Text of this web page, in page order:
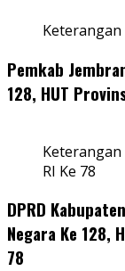
Keterangan
Pemkab
128, HUT
Keterangan
RI Ke 78
DPRD
Negara Ke 128,
78